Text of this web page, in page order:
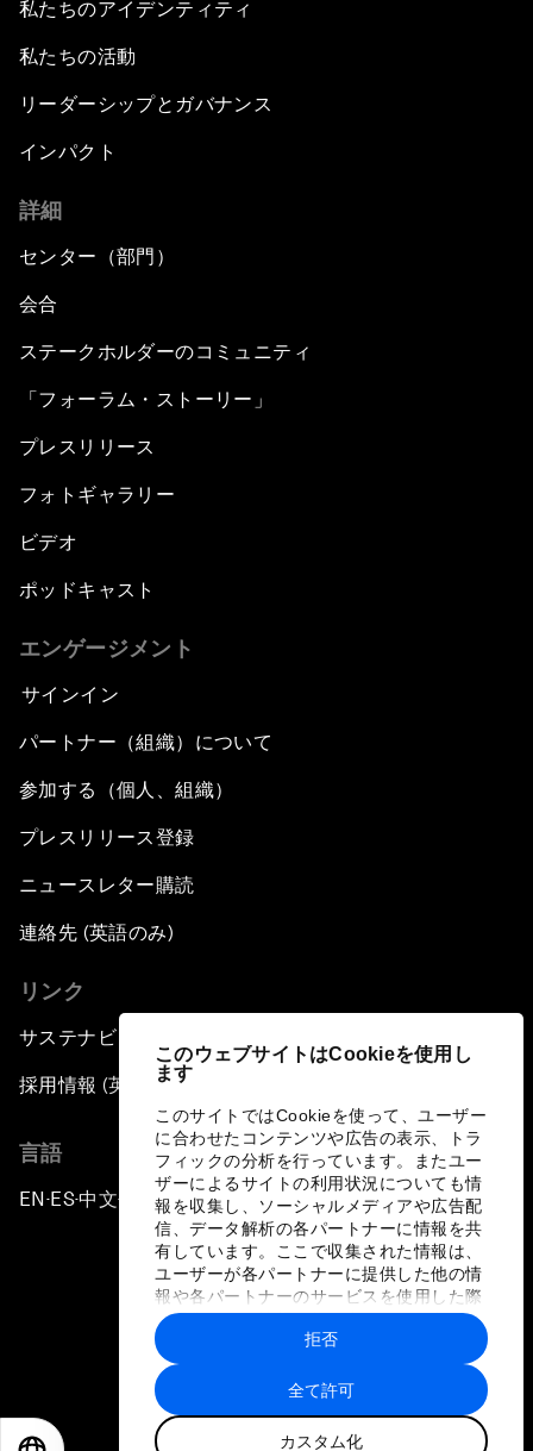
このウェブサイトはCookieを使用し
ます
このサイトではCookieを使って、ユーザー
に合わせたコンテンツや広告の表示、トラ
フィックの分析を行っています。またユー
ザーによるサイトの利用状況についても情
報を収集し、ソーシャルメディアや広告配
信、データ解析の各パートナーに情報を共
有しています。ここで収集された情報は、
ユーザーが各パートナーに提供した他の情
報や各パートナーのサービスを使用した際
に収集された情報と組み合わされ、各パー
トナーによって使用されることがありま
す。
全て許可
カスタム化
拒否
私たちのアイデンティティ
私たちの活動
リーダーシップとガバナンス
インパクト
詳細
センター（部門）
会合
ステークホルダーのコミュニティ
「フォーラム・ストーリー」
プレスリリース
フォトギャラリー
ビデオ
ポッドキャスト
エンゲージメント
サインイン
パートナー（組織）について
参加する（個人、組織）
プレスリリース登録
ニュースレター購読
連絡先 (英語のみ)
リンク
サステナビリティへの取り組み
採用情報 (英語のみ)
言語
EN ▪ ES▪中文▪ 日本語
プライバシーポリシーと利用規約
サイトマップ